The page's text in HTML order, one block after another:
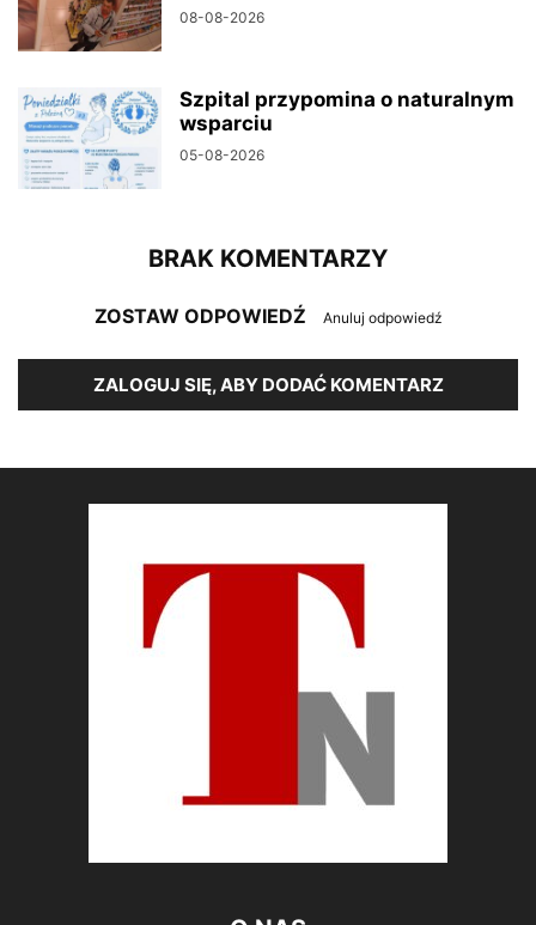
08-08-2026
Szpital przypomina o naturalnym
wsparciu
05-08-2026
BRAK KOMENTARZY
ZOSTAW ODPOWIEDŹ Anuluj odpowiedź
ZALOGUJ SIĘ, ABY DODAĆ KOMENTARZ